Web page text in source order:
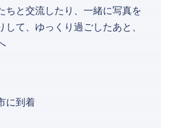
ちと交流したり、一緒に写真を
して、ゆっくり過ごしたあと、
に到着